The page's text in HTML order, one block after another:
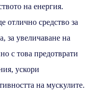
на енергия.
отлично средство за
за увеличаване на
с това предотврати
ускори
на мускулите.